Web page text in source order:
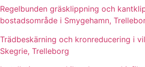
Regelbunden gräsklippning och
bostadsområde i Smygehamn,
Trädbeskärning och kronreducering i
Skegrie, Trelleborg